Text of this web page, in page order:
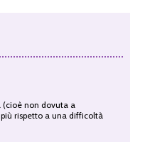
(cioè non dovuta a
rispetto a una difficoltà